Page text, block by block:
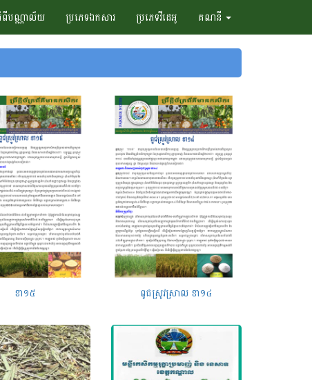
ពីបណ្ណាល័យ ប្រភេទឯកសារ ប្រភេទវីដេអូ គណនី
ខា១៥ ពូជស្រូវស្រាល ខា១៤